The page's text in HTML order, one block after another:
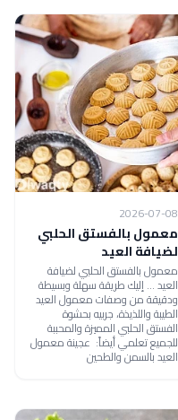
2026-07-08
معمول بالفستق الحلبي
لضيافة العيد
معمول بالفستق الحلبي لضيافة
العيد ... إليك طريقة سهلة وبسيطة
ودقيقة من وصفات معمول العيد
الطيبة واللذيذة، جربيه بحشوة
الفستق الحلبي المميزة والمحببة
للجميع تعلمي أيضاً: عجينة معمول
العيد بالسمن والطحين